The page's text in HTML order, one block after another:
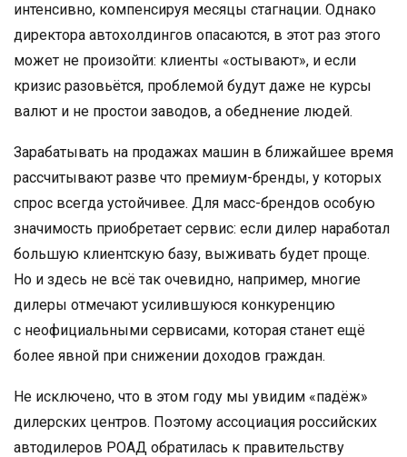
интенсивно, компенсируя месяцы стагнации. Однако
директора автохолдингов опасаются, в этот раз этого
может не произойти: клиенты «остывают», и если
кризис разовьётся, проблемой будут даже не курсы
валют и не простои заводов, а обеднение людей.
Зарабатывать на продажах машин в ближайшее время
рассчитывают разве что премиум-бренды, у которых
спрос всегда устойчивее. Для масс-брендов особую
значимость приобретает сервис: если дилер наработал
большую клиентскую базу, выживать будет проще.
Но и здесь не всё так очевидно, например, многие
дилеры отмечают усилившуюся конкуренцию
с неофициальными сервисами, которая станет ещё
более явной при снижении доходов граждан.
Не исключено, что в этом году мы увидим «падёж»
дилерских центров. Поэтому ассоциация российских
автодилеров РОАД обратилась к правительству